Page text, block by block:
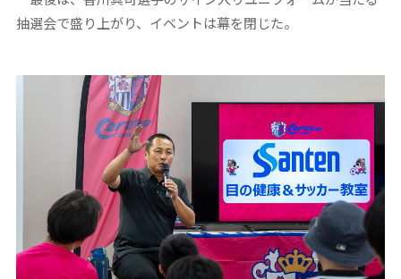
抽選会で盛り上がり、イベントは幕を閉じた。